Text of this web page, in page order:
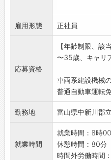
主な作業現場:
(会社集合後、
「変更範囲:変
※応募される方
状」の交付を受
雇用形態 正社員
応募資格
【年齢制限、該
〜35歳、キャリ
車両系建設機械
普通自動車運転
勤務地 富山県中新川郡
就業時間
就業時間：8時
休憩時間：80分
時間外労働時間